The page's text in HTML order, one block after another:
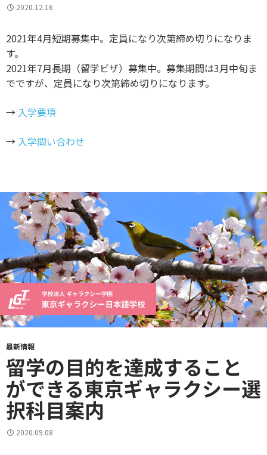
2020.12.16
2021年4月短期募集中。定員になり次第締め切りになりま
す。
2021年7月長期（留学ビザ）募集中。募集期間は3月中旬ま
でですが、定員になり次第締め切りになります。
→ 入学要項
→ 入学問い合わせ
最新情報
留学の目的を達成すること
ができる東京ギャラクシー選
択科目案内
2020.09.08